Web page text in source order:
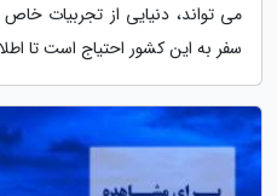
می تواند، دنیایی از تجربیات
سفر به این کشور احتیاج است تا